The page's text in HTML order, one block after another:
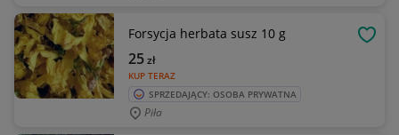
Forsycja herbata susz 10 g
KUP TERAZ
25zł
SPRZEDAJĄCY: OSOBA PRYWATNA
Piła